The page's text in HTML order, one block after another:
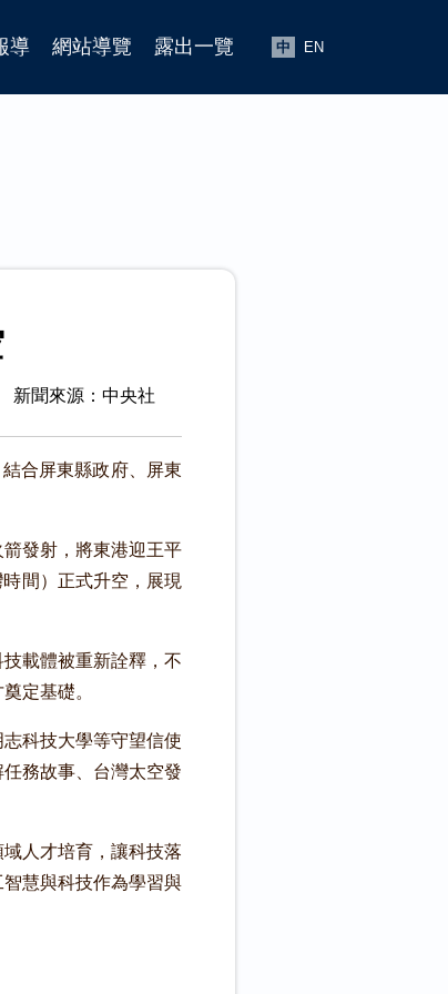
導 網站導覽 露出一覽 中 EN
新聞來源：中央社
合屏東縣政府、屏東
發射，將東港迎王平
間）正式升空，展現
載體被重新詮釋，不
定基礎。
科技大學等守望信使
務故事、台灣太空發
人才培育，讓科技落
慧與科技作為學習與